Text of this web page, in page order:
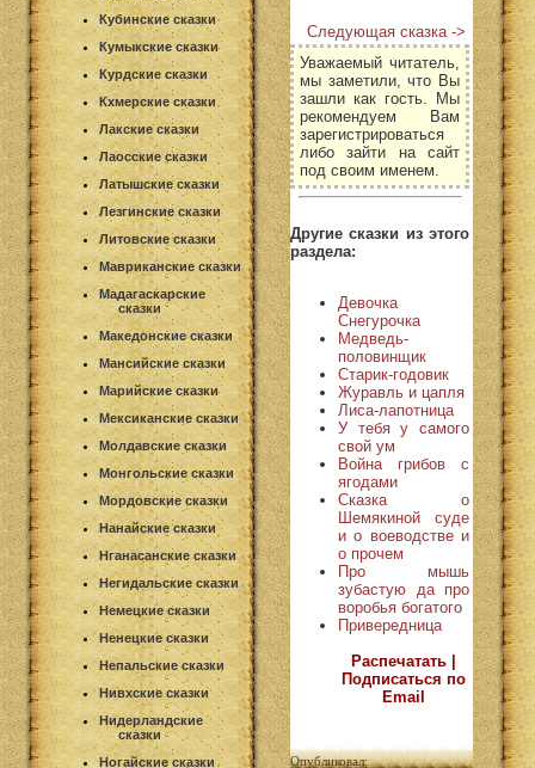
Кубинские сказки
Кумыкские сказки
Курдские сказки
Кхмерские сказки
Лакские сказки
Лаосские сказки
Латышские сказки
Лезгинские сказки
Литовские сказки
Мавриканские сказки
Мадагаскарские
сказки
Македонские сказки
Мансийские сказки
Марийские сказки
Мексиканские сказки
Молдавские сказки
Монгольские сказки
Мордовские сказки
Нанайские сказки
Нганасанские сказки
Негидальские сказки
Немецкие сказки
Ненецкие сказки
Непальские сказки
Нивхские сказки
Нидерландские
сказки
Ногайские сказки
Следующая сказка ->
Уважаемый читатель,
мы заметили, что Вы
зашли как гость. Мы
рекомендуем Вам
зарегистрироваться
либо зайти на сайт
под своим именем.
Другие сказки из этого
раздела:
Девочка
Снегурочка
Медведь-
половинщик
Старик-годовик
Журавль и цапля
Лиса-лапотница
У тебя у самого
свой ум
Война грибов с
ягодами
Сказка о
Шемякиной суде
и о воеводстве и
о прочем
Про мышь
зубастую да про
воробья богатого
Привередница
Распечатать |
Подписаться по
Email
Опубликовал: